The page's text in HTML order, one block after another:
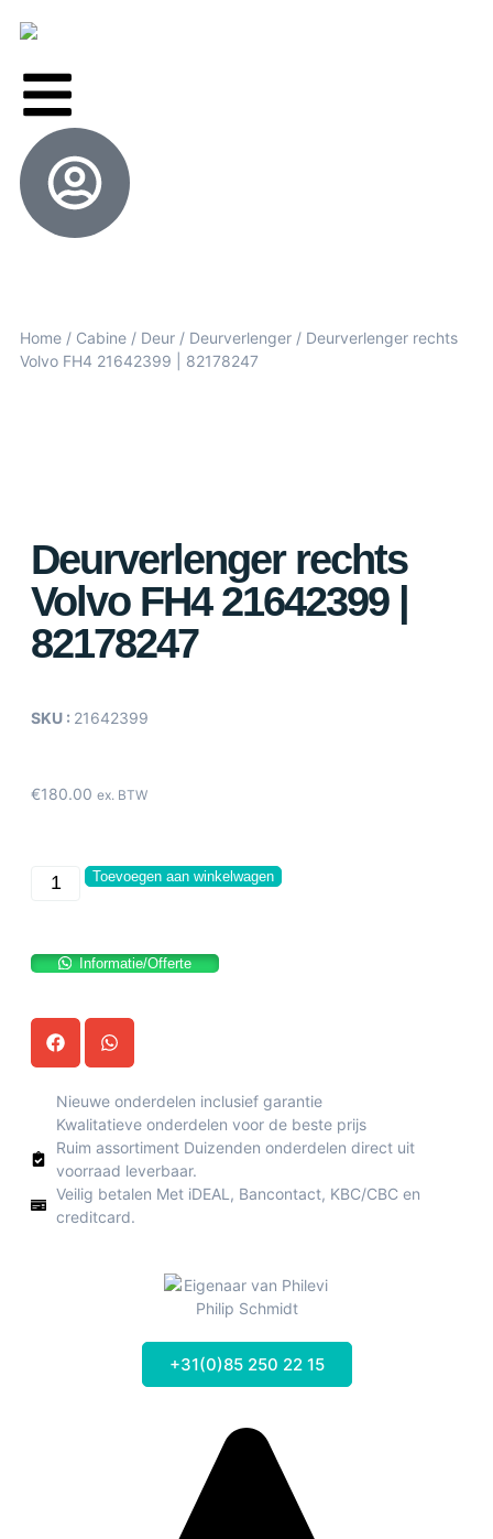
Home / Cabine / Deur / Deurverlenger / Deurverlenger rechts
Volvo FH4 21642399 | 82178247
Deurverlenger rechts
Volvo FH4 21642399 |
82178247
SKU : 21642399
€180.00 ex. BTW
Toevoegen aan winkelwagen
Informatie/Offerte
Nieuwe onderdelen inclusief garantie
Kwalitatieve onderdelen voor de beste prijs
Ruim assortiment Duizenden onderdelen direct uit
voorraad leverbaar.
Veilig betalen Met iDEAL, Bancontact, KBC/CBC en
creditcard.
Philip Schmidt
+31(0)85 250 22 15